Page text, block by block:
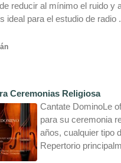
reducir al mí­nimo el ruido y
ideal para el estudio de radio
Ceremonias Religiosa
Cantate DominoLe
para su ceremonia
años, cualquier tipo
Repertorio